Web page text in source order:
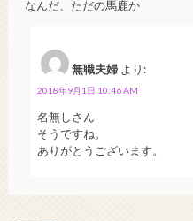
なんだ、ただの馬鹿か
無職夫婦 より:
2018年9月1日 10:46 AM
名無しさん
そうですね。
ありがとうございます。